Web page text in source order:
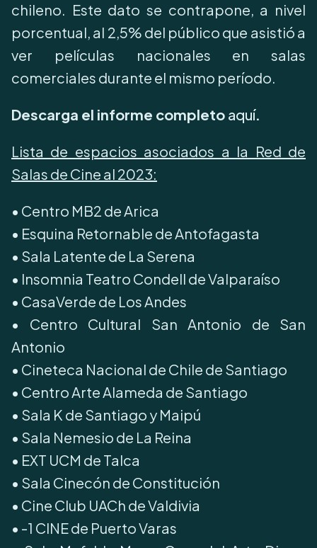
chileno. Este dato se contrapone, a nivel
porcentual, al 2,5% del público que asistió a
ver películas nacionales en salas
comerciales durante el mismo período.
Descarga el informe completo aquí.
Lista de espacios asociados a la Red de
Salas de Cine al 2023:
•⁠ Centro MB2 de Arica
•⁠ Esquina Retornable de Antofagasta
•⁠ Sala Latente de La Serena
•⁠ Insomnia Teatro Condell de Valparaíso
•⁠ CasaVerde de Los Andes
•⁠ Centro Cultural San Antonio de San
Antonio
•⁠ Cineteca Nacional de Chile de Santiago
•⁠ Centro Arte Alameda de Santiago
•⁠ Sala K de Santiago y Maipú
•⁠ Sala Nemesio de La Reina
•⁠ EXT UCM de Talca
•⁠ Sala Cinecón de Constitución
•⁠ Cine Club UACh de Valdivia
•⁠ -1 CINE de Puerto Varas